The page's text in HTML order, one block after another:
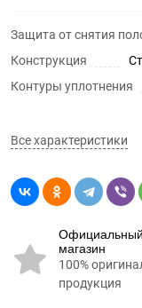
Защита от снятия
Конструкция
Контуры уплотнения
Все характеристики
Официальный
магазин
100%
продукция